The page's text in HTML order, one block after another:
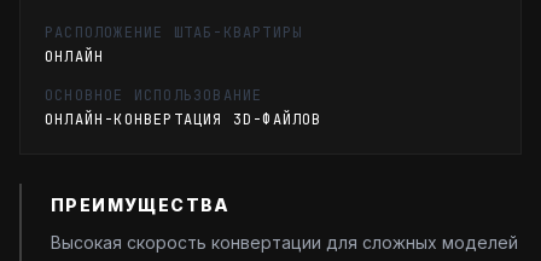
РАСПОЛОЖЕНИЕ ШТАБ-КВАРТИРЫ
ОНЛАЙН
ОСНОВНОЕ ИСПОЛЬЗОВАНИЕ
ОНЛАЙН-КОНВЕРТАЦИЯ 3D-ФАЙЛОВ
ПРЕИМУЩЕСТВА
Высокая скорость конвертации для сложных моделей